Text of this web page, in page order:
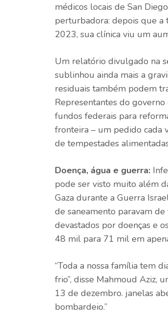
médicos locais de San
perturbadora: depois que
2023, sua clínica viu um
Um relatório divulgado na
sublinhou ainda mais a
residuais também podem
Representantes do
fundos federais para
fronteira – um pedido cada
de tempestades
Doença, água e guerra:
pode ser visto muito além
Gaza durante a Guerra
de saneamento paravam
devastados por doenças e
48 mil para 71 mil em
“Toda a nossa família tem
frio”, disse Mahmoud Aziz,
13 de dezembro. janelas
bombardeio.”